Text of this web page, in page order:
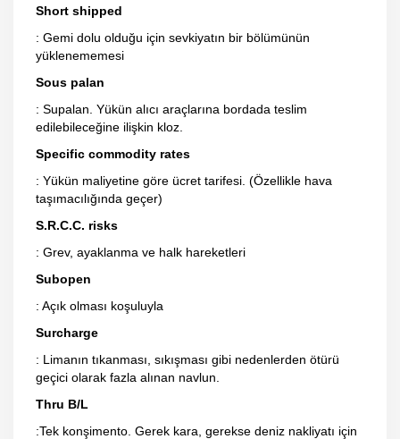
Short shipped
: Gemi dolu olduğu için sevkiyatın bir bölümünün
yüklenememesi
Sous palan
: Supalan. Yükün alıcı araçlarına bordada teslim
edilebileceğine ilişkin kloz.
Specific commodity rates
: Yükün maliyetine göre ücret tarifesi. (Özellikle hava
taşımacılığında geçer)
S.R.C.C. risks
: Grev, ayaklanma ve halk hareketleri
Subopen
: Açık olması koşuluyla
Surcharge
: Limanın tıkanması, sıkışması gibi nedenlerden ötürü
geçici olarak fazla alınan navlun.
Thru B/L
:Tek konşimento. Gerek kara, gerekse deniz nakliyatı için